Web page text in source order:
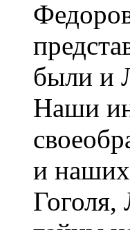
были и
Наши
и наших
Гоголя,